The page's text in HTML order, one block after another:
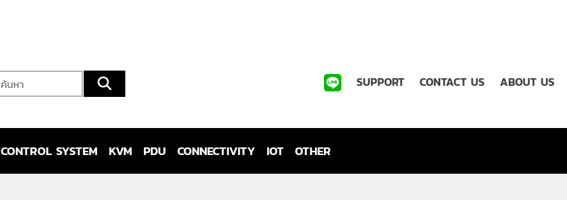
SUPPORT CONTACT US ABOUT US
CONTROL SYSTEM KVM PDU CONNECTIVITY IOT OTHER